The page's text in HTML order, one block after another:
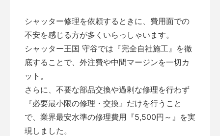
シャッター修理を依頼するときに、費用面での
不安を感じる方が多くいらっしゃいます。
シャッター王国 守谷では『完全自社施工』を徹
底することで、外注費や中間マージンを一切カ
ット。
さらに、不要な部品交換や過剰な修理を行わず
『必要最小限の修理・交換』だけを行うこと
で、業界最安水準の修理費用『5,500円～』を実
現しました。